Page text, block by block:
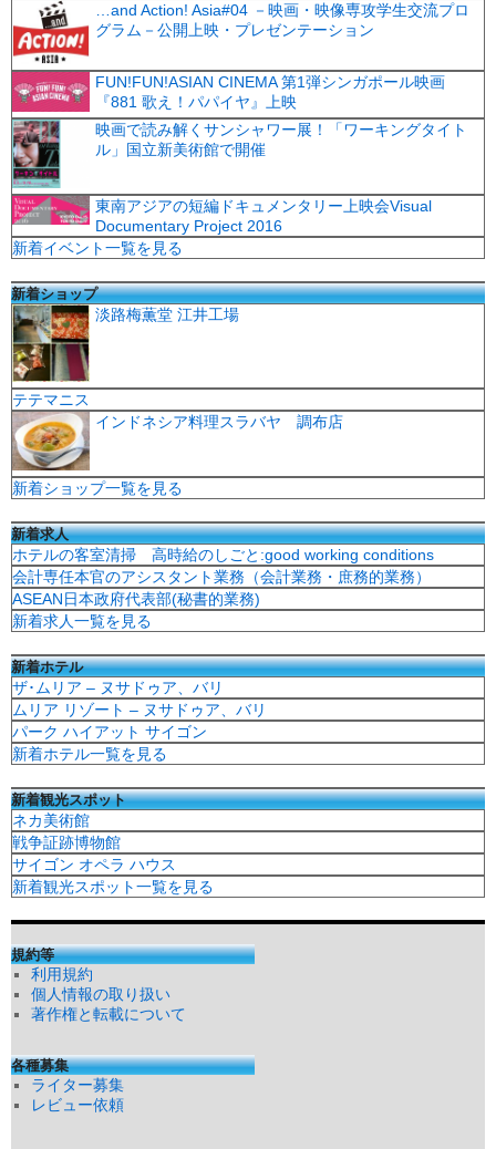
…and Action! Asia#04 －映画・映像専攻学生交流プロ
グラム－公開上映・プレゼンテーション
FUN!FUN!ASIAN CINEMA 第1弾シンガポール映画
『881 歌え！パパイヤ』上映
映画で読み解くサンシャワー展！「ワーキングタイト
ル」国立新美術館で開催
東南アジアの短編ドキュメンタリー上映会Visual
Documentary Project 2016
新着イベント一覧を見る
新着ショップ
淡路梅薫堂 江井工場
テテマニス
インドネシア料理スラバヤ 調布店
新着ショップ一覧を見る
新着求人
ホテルの客室清掃 高時給のしごと:good working conditions
会計専任本官のアシスタント業務（会計業務・庶務的業務）
ASEAN日本政府代表部(秘書的業務)
新着求人一覧を見る
新着ホテル
ザ･ムリア – ヌサドゥア、バリ
ムリア リゾート – ヌサドゥア、バリ
パーク ハイアット サイゴン
新着ホテル一覧を見る
新着観光スポット
ネカ美術館
戦争証跡博物館
サイゴン オペラ ハウス
新着観光スポット一覧を見る
規約等
利用規約
個人情報の取り扱い
著作権と転載について
各種募集
ライター募集
レビュー依頼